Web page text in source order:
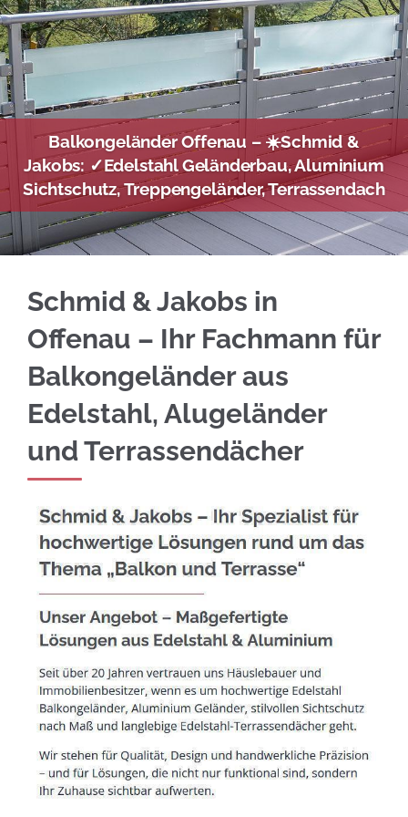
Balkongeländer Offenau – ☀️Schmid &
Jakobs: ✓Edelstahl Geländerbau, Aluminium
Sichtschutz, Treppengeländer, Terrassendach
Schmid & Jakobs in
Offenau – Ihr Fachmann für
Balkongeländer aus
Edelstahl, Alugeländer
und Terrassendächer